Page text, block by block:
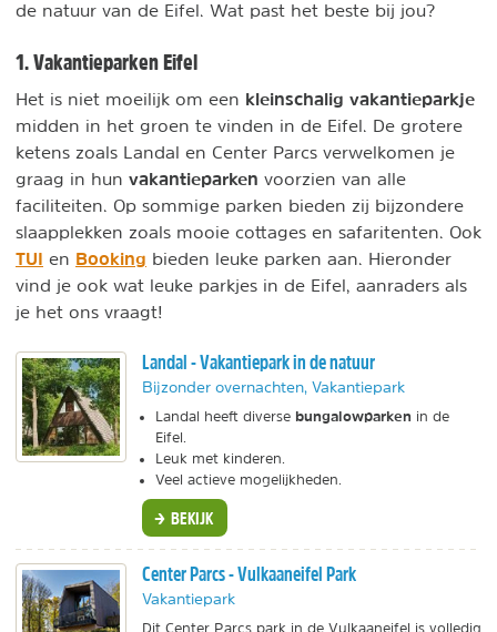
de natuur van de Eifel. Wat past het beste bij jou?
1. Vakantieparken Eifel
Het is niet moeilijk om een kleinschalig vakantieparkje
midden in het groen te vinden in de Eifel. De grotere
ketens zoals Landal en Center Parcs verwelkomen je
graag in hun vakantieparken voorzien van alle
faciliteiten. Op sommige parken bieden zij bijzondere
slaapplekken zoals mooie cottages en safaritenten. Ook
TUI en Booking bieden leuke parken aan. Hieronder
vind je ook wat leuke parkjes in de Eifel, aanraders als
je het ons vraagt!
Landal - Vakantiepark in de natuur
Bijzonder overnachten, Vakantiepark
Landal heeft diverse bungalowparken in de
Eifel.
Leuk met kinderen.
Veel actieve mogelijkheden.
BEKIJK
Center Parcs - Vulkaaneifel Park
Vakantiepark
Dit Center Parcs park in de Vulkaaneifel is volledig